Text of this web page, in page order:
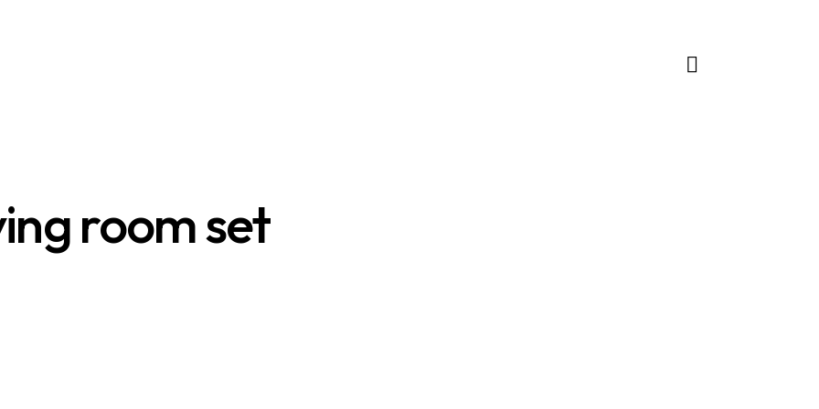
room set